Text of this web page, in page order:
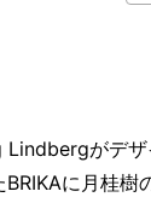
がデ
に月桂